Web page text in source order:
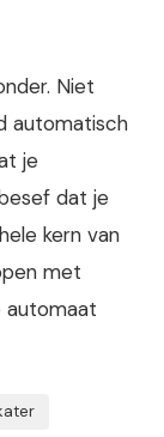
Niet
automatisch
je
dat je
kern van
met
automaat